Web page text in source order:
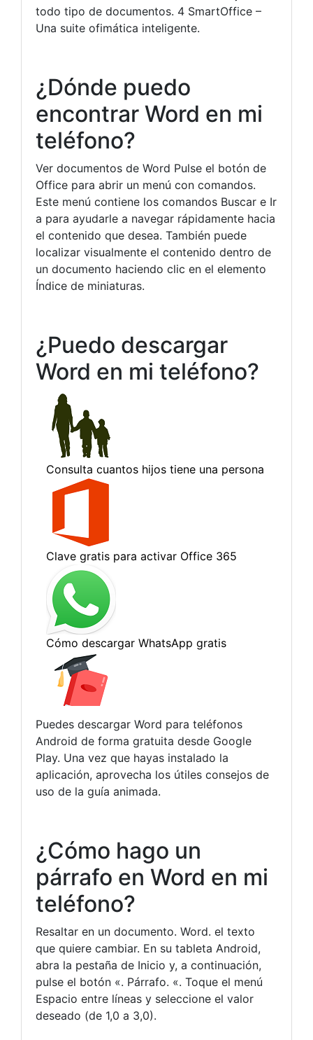
todo tipo de documentos. 4 SmartOffice –
Una suite ofimática inteligente.
¿Dónde puedo
encontrar Word en mi
teléfono?
Ver documentos de Word Pulse el botón de
Office para abrir un menú con comandos.
Este menú contiene los comandos Buscar e Ir
a para ayudarle a navegar rápidamente hacia
el contenido que desea. También puede
localizar visualmente el contenido dentro de
un documento haciendo clic en el elemento
Índice de miniaturas.
¿Puedo descargar
Word en mi teléfono?
Puedes descargar Word para teléfonos
Android de forma gratuita desde Google
Play. Una vez que hayas instalado la
aplicación, aprovecha los útiles consejos de
uso de la guía animada.
¿Cómo hago un
párrafo en Word en mi
teléfono?
Resaltar en un documento. Word. el texto
que quiere cambiar. En su tableta Android,
abra la pestaña de Inicio y, a continuación,
pulse el botón «. Párrafo. «. Toque el menú
Espacio entre líneas y seleccione el valor
deseado (de 1,0 a 3,0).